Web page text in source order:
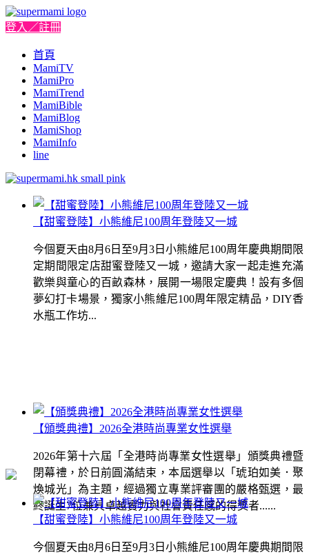
登入／註冊
首頁
MamiTV
MamiPro
MamiTrend
MamiBible
MamiBlog
MamiShop
MamiInfo
line
【甜蜜登陸】小熊維尼100周年登陸又一城
今個夏天由8月6日至9月3日小熊維尼100周年慶典期間限
定期間限定店甜蜜登陸又一城，邀請大家一起走進充滿
歡樂與童心的百畝森林，展開一場限定慶典！設有多個
夢幻打卡場景，獨家小熊維尼100周年限定精品，DIY香
水瓶工作坊...
【頒獎典禮】2026全港時尚專業女性選舉
2026年第十六屆「全港時尚專業女性選舉」頒獎典禮暨
閉幕禮，於日前圓滿結束，本屆選舉以「琥珀如美．聚
煥城光」為主題，經過獨立專業評審團的嚴格甄選，最
終誕生7位兼具卓越實力與社會責任感的得獎者......
【甜蜜登陸】小熊維尼100周年登陸又一城
今個夏天由8月6日至9月3日小熊維尼100周年慶典期間限